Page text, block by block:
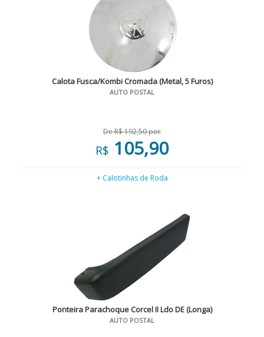
Calota Fusca/Kombi Cromada (Metal, 5 Furos)
AUTO POSTAL
De R$ 192,50 por
R$ 105,90
+ Calotinhas de Roda
Ponteira Parachoque Corcel II Ldo DE (Longa)
AUTO POSTAL